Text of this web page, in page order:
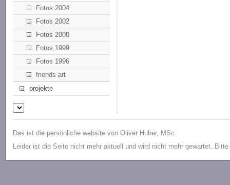
Fotos 2004
Fotos 2002
Fotos 2000
Fotos 1999
Fotos 1996
friends art
projekte
Das ist die persönliche website von Oliver Huber, MSc.
Leider ist die Seite nicht mehr aktuell und wird nicht mehr gewartet.